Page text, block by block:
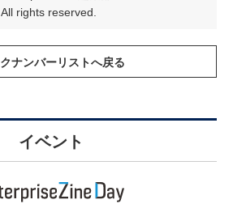
rights reserved.
イベント